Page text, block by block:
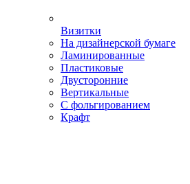
Визитки
На дизайнерской бумаге
Ламинированные
Пластиковые
Двусторонние
Вертикальные
С фольгированием
Крафт